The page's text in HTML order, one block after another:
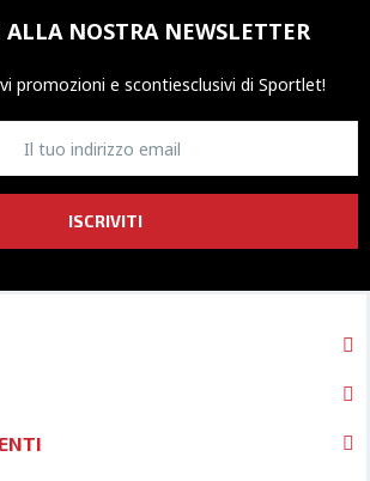
NOSTRA NEWSLETTER
promozioni e scontiesclusivi di Sportlet!
ISCRIVITI